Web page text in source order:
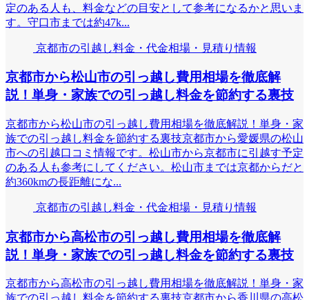
定のある人も、料金などの目安として参考になるかと思いま
す。守口市までは約47k...
京都市の引越し料金・代金相場・見積り情報
京都市から松山市の引っ越し費用相場を徹底解
説！単身・家族での引っ越し料金を節約する裏技
京都市から松山市の引っ越し費用相場を徹底解説！単身・家
族での引っ越し料金を節約する裏技京都市から愛媛県の松山
市への引越口コミ情報です。松山市から京都市に引越す予定
のある人も参考にしてください。松山市までは京都からだと
約360kmの長距離にな...
京都市の引越し料金・代金相場・見積り情報
京都市から高松市の引っ越し費用相場を徹底解
説！単身・家族での引っ越し料金を節約する裏技
京都市から高松市の引っ越し費用相場を徹底解説！単身・家